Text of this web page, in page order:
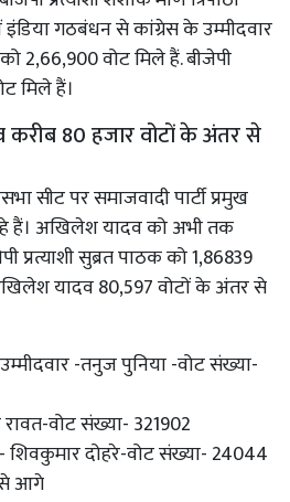
गठबंधन से कांग्रेस के उम्मीदवार
2,66,900 वोट मिले हैं. बीजेपी
मिले हैं।
80 हजार वोटों के अंतर से
सीट पर समाजवादी पार्टी प्रमुख
अखिलेश यादव को अभी तक
प्रत्याशी सुब्रत पाठक को 1,86839
यादव 80,597 वोटों के अंतर से
-तनुज पुनिया -वोट संख्या-
रावत-वोट संख्या- 321902
शिवकुमार दोहरे-वोट संख्या- 24044
से आगे